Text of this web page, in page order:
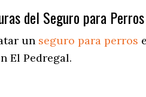
del Seguro para
un seguro para perros
El Pedregal.